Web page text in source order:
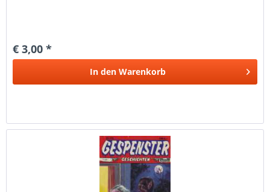
€ 3,00 *
In den Warenkorb